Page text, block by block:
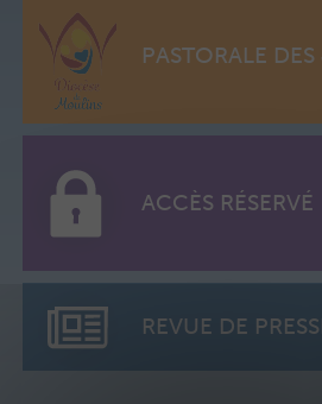
PASTORALE
ACCÈS RÉSERVÉ
REVUE DE